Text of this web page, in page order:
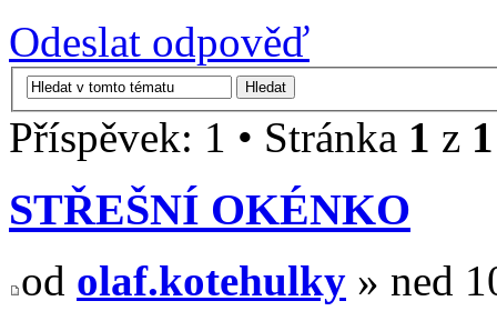
Odeslat odpověď
Příspěvek: 1 • Stránka 1 z 1
STŘEŠNÍ OKÉNKO
od olaf.kotehulky » ned